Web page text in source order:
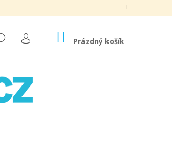
HLEDAT
PŘIHLÁŠENÍ
NÁKUPNÍ
KOŠÍK
Prázdný košík